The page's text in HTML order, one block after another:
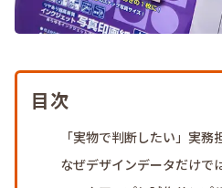
目次
「実物で判断したい」実
なぜデザインデータだけで